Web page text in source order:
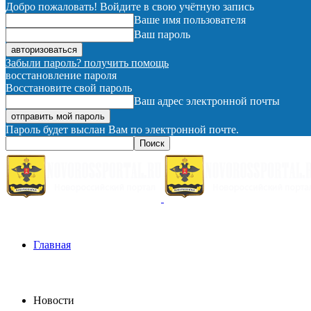
Добро пожаловать! Войдите в свою учётную запись
Ваше имя пользователя
Ваш пароль
Забыли пароль? получить помощь
восстановление пароля
Восстановите свой пароль
Ваш адрес электронной почты
Пароль будет выслан Вам по электронной почте.
Главная
Новости